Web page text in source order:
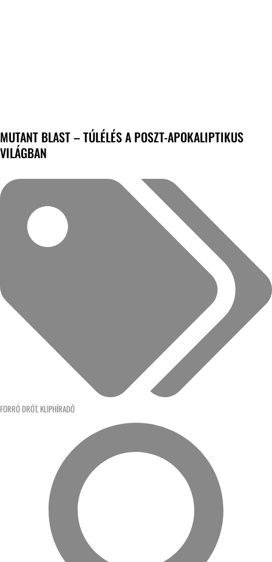
MUTANT BLAST – TÚLÉLÉS A POSZT-APOKALIPTIKUS
VILÁGBAN
FORRÓ DRÓT, KLIPHÍRADÓ